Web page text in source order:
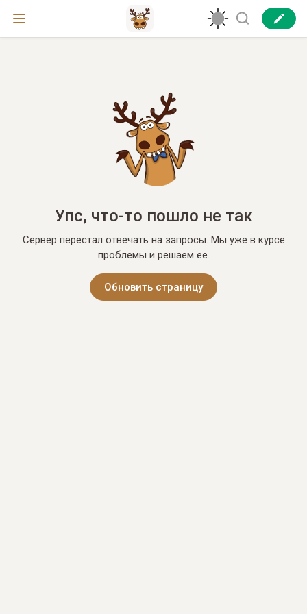
Упс, что-то пошло не так
Сервер перестал отвечать на запросы. Мы уже в курсе
проблемы и решаем её.
Обновить страницу